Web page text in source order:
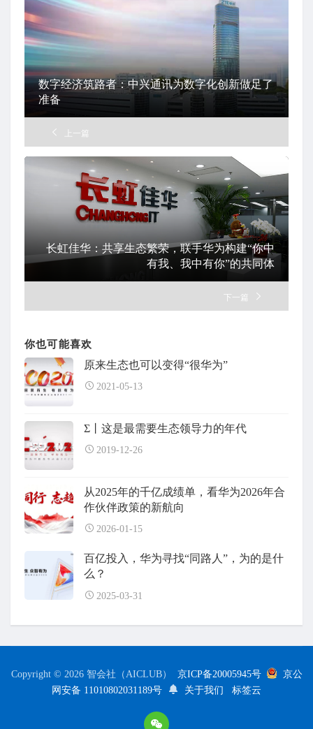
数字经济筑路者：中兴通讯为数字化创新做足了
准备
上一篇
长虹佳华：共享生态繁荣，联手华为构建“你中
有我、我中有你”的共同体
下一篇
你也可能喜欢
原来生态也可以变得“很华为”
2021-05-13
Σ丨这是最需要生态领导力的年代
2019-12-26
从2025年的千亿成绩单，看华为2026年合
作伙伴政策的新航向
2026-01-15
百亿投入，华为寻找“同路人”，为的是什
么？
2025-03-31
Copyright © 2026 智会社（AICLUB） 京ICP备20005945号
京公
网安备 11010802031189号
关于我们 标签云